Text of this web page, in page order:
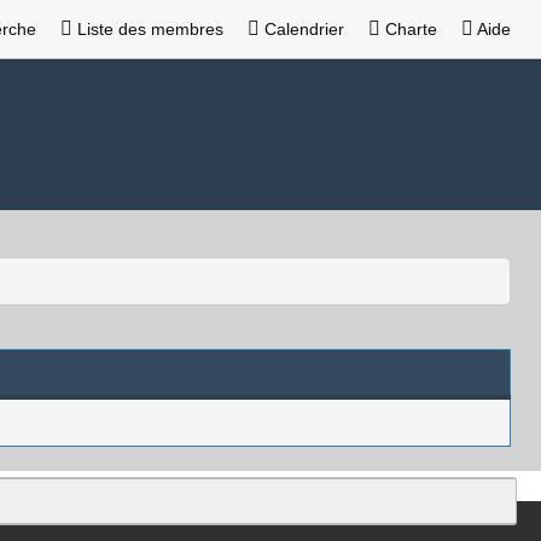
Liste des membres Calendrier Charte Aide